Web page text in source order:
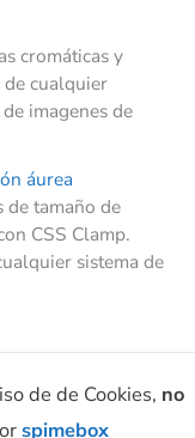
cromáticas y
cualquier
imagenes de
áurea
tamaño de
CSS Clamp.
sistema de
de de Cookies, no
spimebox